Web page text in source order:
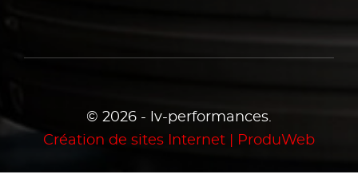
© 2026 - lv-performances.
Création de sites Internet | ProduWeb